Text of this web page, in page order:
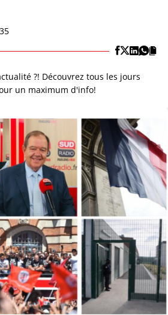
?! Découvrez tous les jours
un maximum d'info!